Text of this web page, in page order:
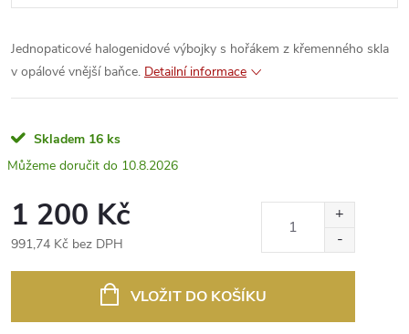
Jednopaticové halogenidové výbojky s hořákem z křemenného skla
v opálové vnější baňce. Detailní informace
Skladem 16 ks
10.8.2026
1 200 Kč
991,74 Kč bez DPH
VLOŽIT DO KOŠÍKU